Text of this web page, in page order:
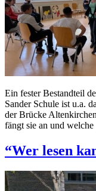
Ein fester Bestandteil
Sander Schule ist u.a.
der Brücke
fängt sie an und
“Wer lesen